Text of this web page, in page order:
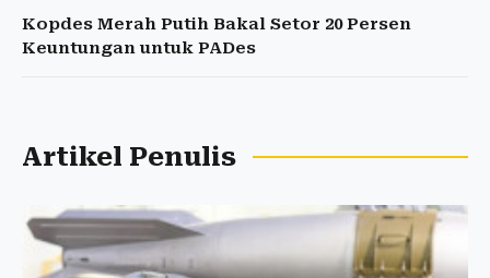
Kopdes Merah Putih Bakal Setor 20 Persen
Keuntungan untuk PADes
Artikel Penulis